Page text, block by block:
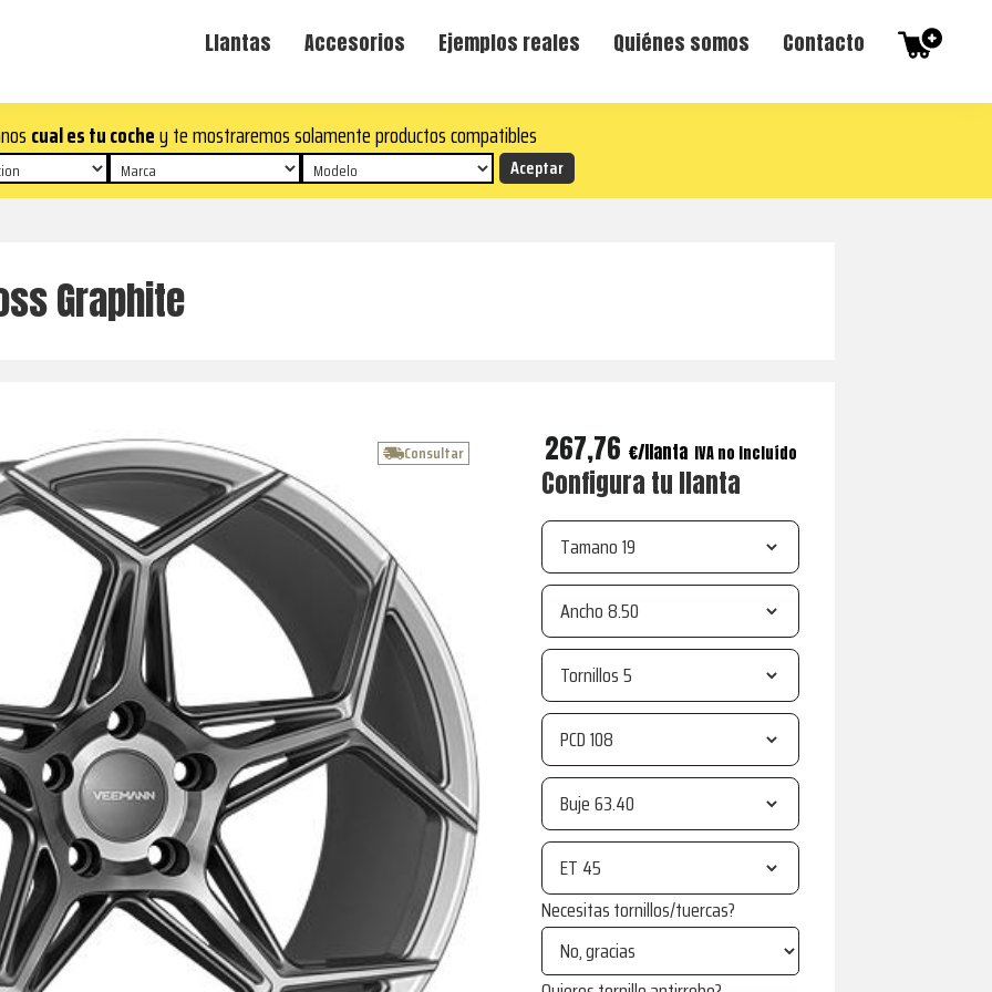
Llantas Accesorios Ejemplos reales Quiénes somos Contacto
cual es tu cochey te mostraremos solamente productos compatibles
Graphite
Consultar 267,76 € IVA no incluído
Configura tu llanta
Tamano
Ancho
Tornillos
PCD
Buje
ET
Necesitas tornillos/tuercas?